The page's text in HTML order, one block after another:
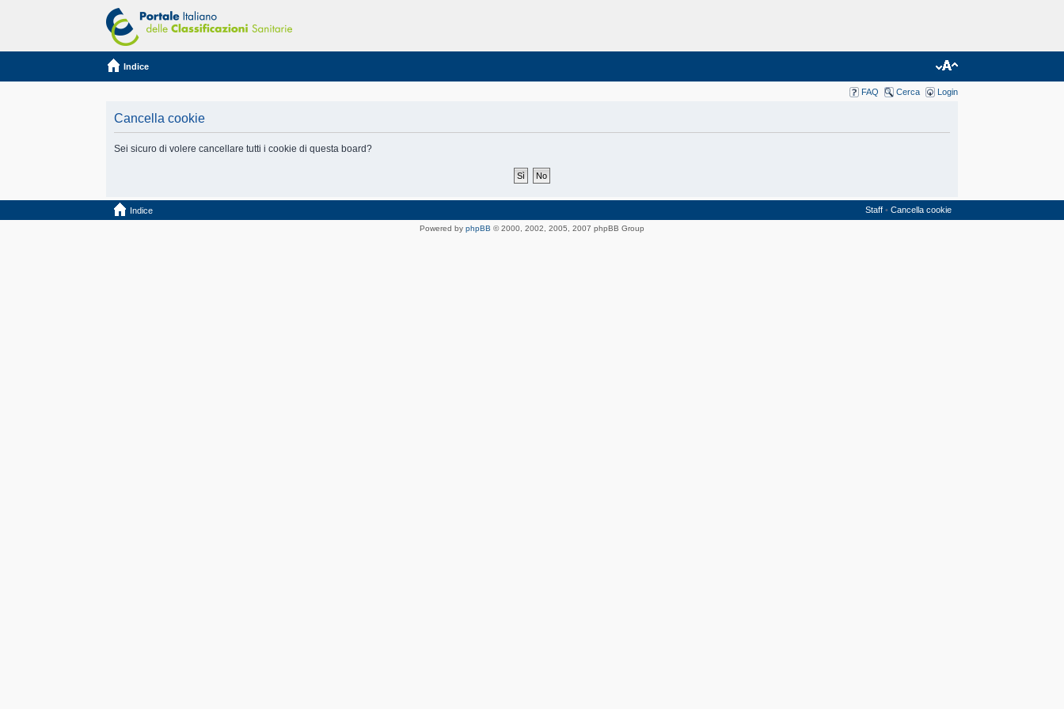
Indice
FAQ Cerca Login
Cancella cookie
Sei sicuro di volere cancellare tutti i cookie di questa board?
Indice Staff• Cancella cookie
Powered by phpBB © 2000, 2002, 2005, 2007 phpBB Group